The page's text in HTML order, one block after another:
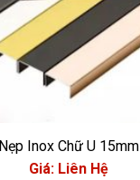
Nẹp Inox Chữ U 15mm
Giá: Liên Hệ